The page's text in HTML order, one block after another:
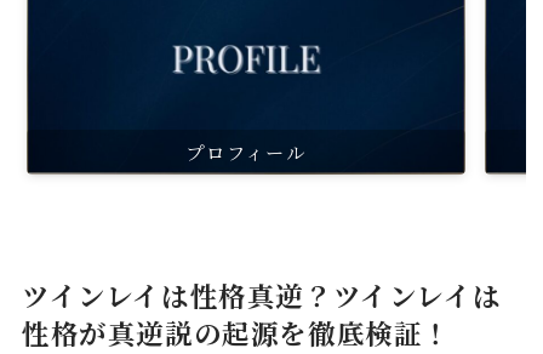
プロフィール
ツインレイは性格真逆？ツインレイは
性格が真逆説の起源を徹底検証！